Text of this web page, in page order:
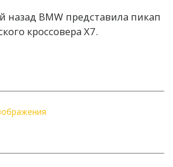
назад BMW представила пикап
кроссовера X7.